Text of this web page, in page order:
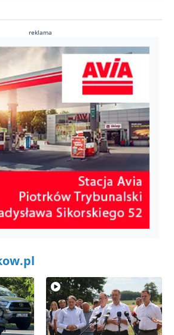
reklama